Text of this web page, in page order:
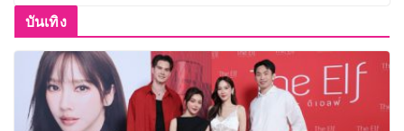
บันเทิง